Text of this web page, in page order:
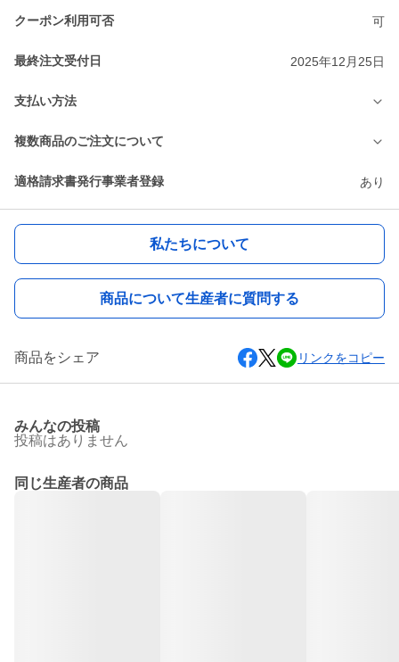
クーポン利用可否 可
最終注文受付日 2025年12月25日
支払い方法
複数商品のご注文について
適格請求書発行事業者登録 あり
私たちについて
商品について生産者に質問する
商品をシェア リンクをコピー
みんなの投稿
投稿はありません
同じ生産者の商品